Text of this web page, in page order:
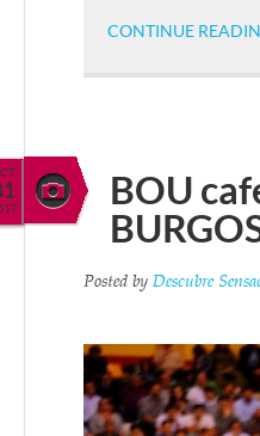
CONTINUE
BOU
Posted by Descubre